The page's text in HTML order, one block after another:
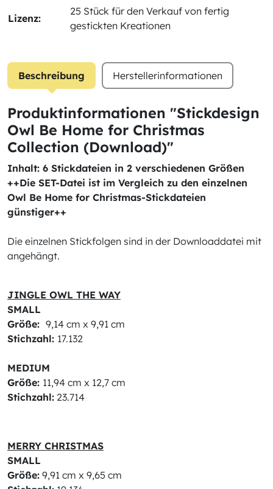
Lizenz:
25 Stück für den Verkauf von fertig
gestickten Kreationen
Beschreibung Herstellerinformationen
Produktinformationen "Stickdesign
Owl Be Home for Christmas
Collection (Download)"
Inhalt: 6 Stickdateien in 2 verschiedenen Größen
++Die SET-Datei ist im Vergleich zu den einzelnen
Owl Be Home for Christmas-Stickdateien
günstiger++
Die einzelnen Stickfolgen sind in der Downloaddatei mit
angehängt.
JINGLE OWL THE WAY
SMALL
Größe: 9,14 cm x 9,91 cm
Stichzahl: 17.132
MEDIUM
Größe: 11,94 cm x 12,7 cm
Stichzahl: 23.714
MERRY CHRISTMAS
SMALL
Größe: 9,91 cm x 9,65 cm